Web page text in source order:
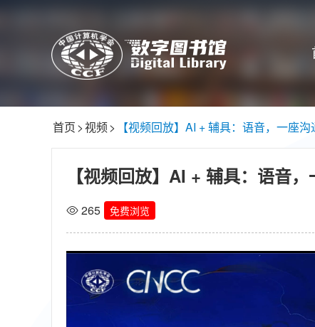
首页> 视频> 【视频回放】AI + 辅具：语音，一座
【视频回放】AI + 辅具：语音
265 免费浏览